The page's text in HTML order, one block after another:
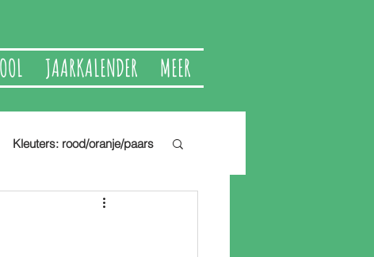
JAARKALENDER MEER
Kleuters: rood/oranje/paars